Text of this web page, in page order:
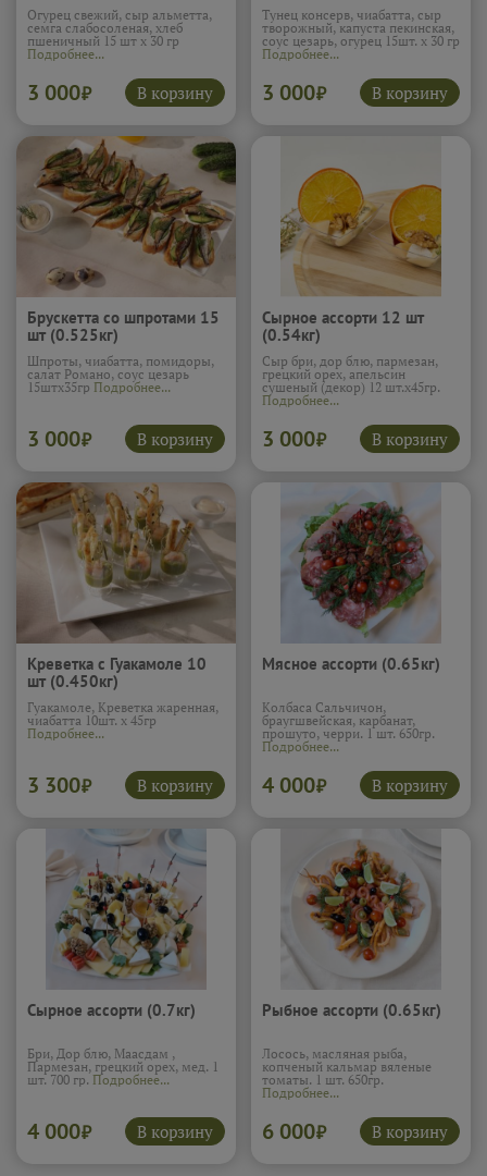
Огурец свежий, сыр альметта,
семга слабосоленая, хлеб
пшеничный 15 шт х 30 гр
Подробнее...
3 000₽ В корзину
Тунец консерв, чиабатта, сыр
творожный, капуста пекинская,
соус цезарь, огурец 15шт. х 30 гр
Подробнее...
3 000₽ В корзину
Брускетта со шпротами 15
шт (0.525кг)
Шпроты, чиабатта, помидоры,
салат Романо, соус цезарь
15штх35гр Подробнее...
3 000₽ В корзину
Сырное ассорти 12 шт
(0.54кг)
Сыр бри, дор блю, пармезан,
грецкий орех, апельсин
сушеный (декор) 12 шт.х45гр.
Подробнее...
3 000₽ В корзину
Креветка с Гуакамоле 10
шт (0.450кг)
Гуакамоле, Креветка жаренная,
чиабатта 10шт. х 45гр
Подробнее...
3 300₽ В корзину
Мясное ассорти (0.65кг)
Колбаса Сальчичон,
браугшвейская, карбанат,
прошуто, черри. 1 шт. 650гр.
Подробнее...
4 000₽ В корзину
Сырное ассорти (0.7кг)
Бри, Дор блю, Маасдам ,
Пармезан, грецкий орех, мед. 1
шт. 700 гр. Подробнее...
4 000₽ В корзину
Рыбное ассорти (0.65кг)
Лосось, масляная рыба,
копченый кальмар вяленые
томаты. 1 шт. 650гр.
Подробнее...
6 000₽ В корзину